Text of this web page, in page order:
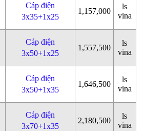
Cáp điện
3x35+1x25
1,157,000
ls
vina
Cáp điện
3x50+1x25
1,557,500
ls
vina
Cáp điện
3x50+1x35
1,646,500
ls
vina
Cáp điện
3x70+1x35
2,180,500
ls
vina